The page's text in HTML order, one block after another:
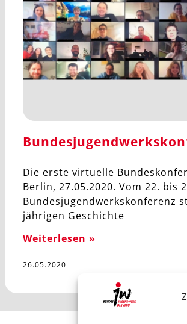
Die erste virtuelle
Berlin, 27.05.2020. Vom 22. bis
Bundesjugendwerkskonferenz
jährigen Geschichte
Weiterlesen »
26.05.2020